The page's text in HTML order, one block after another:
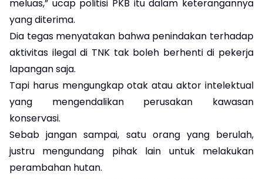
meluas,” ucap politisi PKB itu dalam keterangannya
yang diterima.
Dia tegas menyatakan bahwa penindakan terhadap
aktivitas ilegal di TNK tak boleh berhenti di pekerja
lapangan saja.
Tapi harus mengungkap otak atau aktor intelektual
yang mengendalikan perusakan kawasan
konservasi.
Sebab jangan sampai, satu orang yang berulah,
justru mengundang pihak lain untuk melakukan
perambahan hutan.